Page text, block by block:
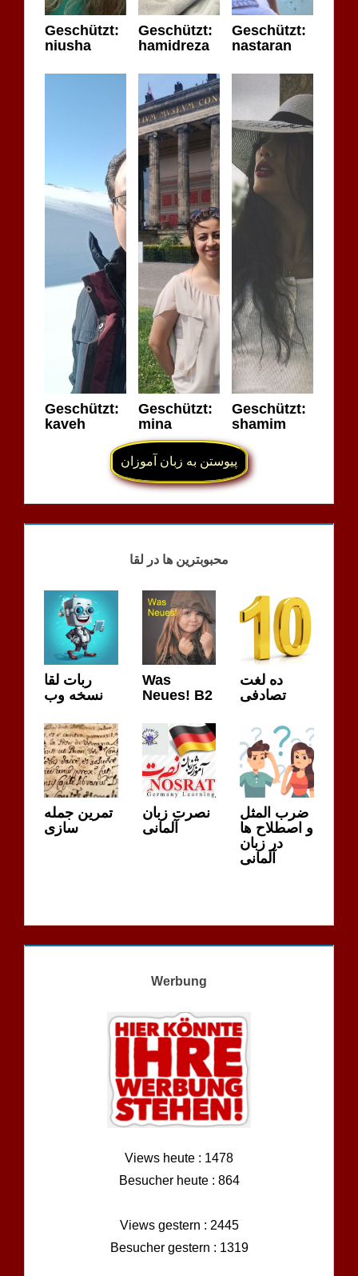
Geschützt:
niusha
Geschützt:
hamidreza
Geschützt:
nastaran
Geschützt:
kaveh
Geschützt:
mina
Geschützt:
shamim
پیوستن به زبان آموزان
MÖGLICHKEITEN
محبوبترین ها در لقا
ربات لقا
نسخه وب
Was
Neues! B2
ده لغت
تصادفی
تمرین جمله
سازی
نصرت زبان
آلمانی
ضرب المثل
و اصطلاح ها
در زبان
آلمانی
Werbung
Views heute : 1478
Besucher heute : 864
Views gestern : 2445
Besucher gestern : 1319